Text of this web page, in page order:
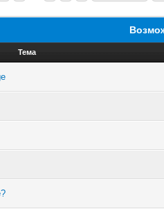
Тема